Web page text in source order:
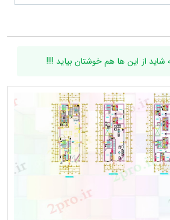
از این ها هم خوشتان بیاید !!!!